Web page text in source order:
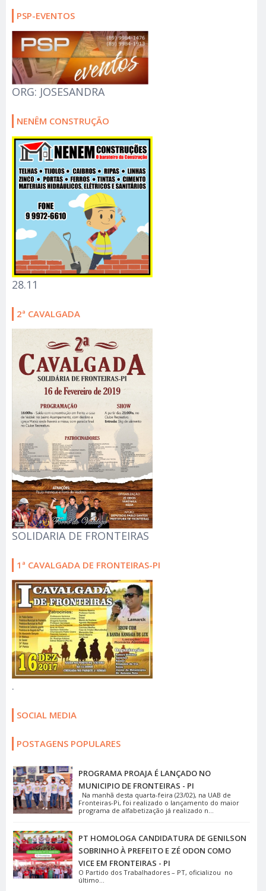
PSP-EVENTOS
ORG: JOSESANDRA
NENÊM CONSTRUÇÃO
28.11
2ª CAVALGADA
SOLIDARIA DE FRONTEIRAS
1ª CAVALGADA DE FRONTEIRAS-PI
.
SOCIAL MEDIA
POSTAGENS POPULARES
PROGRAMA PROAJA É LANÇADO NO
MUNICIPIO DE FRONTEIRAS - PI
Na manhã desta quarta-feira (23/02), na UAB de
Fronteiras-Pi, foi realizado o lançamento do maior
programa de alfabetização já realizado n...
PT HOMOLOGA CANDIDATURA DE GENILSON
SOBRINHO À PREFEITO E ZÉ ODON COMO
VICE EM FRONTEIRAS - PI
O Partido dos Trabalhadores – PT, oficializou no
último...